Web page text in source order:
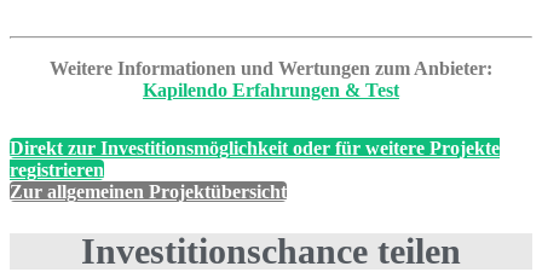
Weitere Informationen und Wertungen zum Anbieter:
Kapilendo Erfahrungen & Test
Direkt zur Investitionsmöglichkeit oder für weitere Projekte
registrieren
Zur allgemeinen Projektübersicht
Investitionschance teilen